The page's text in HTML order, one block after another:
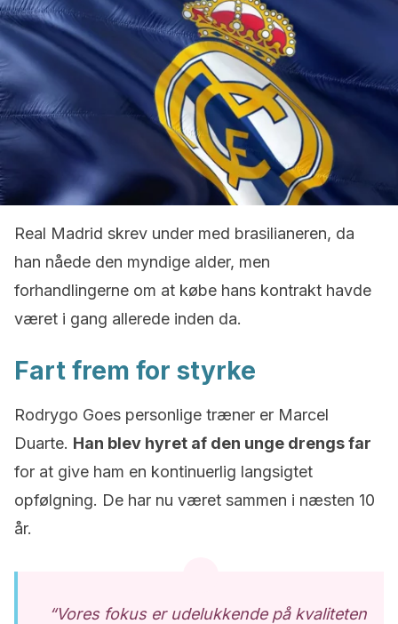
Real Madrid skrev under med brasilianeren, da
han nåede den myndige alder, men
forhandlingerne om at købe hans kontrakt havde
været i gang allerede inden da.
Fart frem for styrke
Rodrygo Goes personlige træner er Marcel
Duarte. Han blev hyret af den unge drengs far
for at give ham en kontinuerlig langsigtet
opfølgning. De har nu været sammen i næsten 10
år.
“Vores fokus er udelukkende på kvaliteten